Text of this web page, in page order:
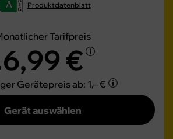
Produktdatenblatt
Tarifpreis
6,99 €
Gerätepreisab: 1,– €
Gerät auswählen